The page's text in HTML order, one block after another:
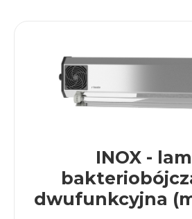
INOX -
dwufunkcyjna